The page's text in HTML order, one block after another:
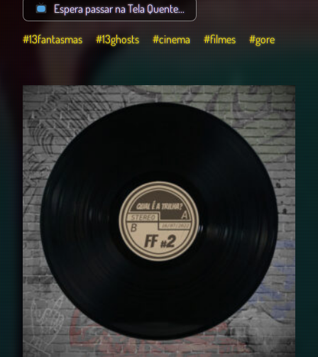
Espera passar na Tela Quente...
#13fantasmas #13ghosts #cinema #filmes #gore